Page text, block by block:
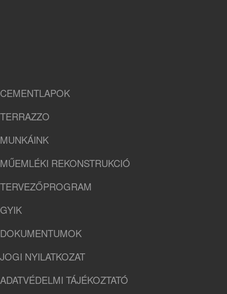
CEMENTLAPOK
TERRAZZO
MUNKÁINK
MŰEMLÉKI REKONSTRUKCIÓ
TERVEZŐPROGRAM
GYIK
DOKUMENTUMOK
JOGI NYILATKOZAT
ADATVÉDELMI TÁJÉKOZTATÓ